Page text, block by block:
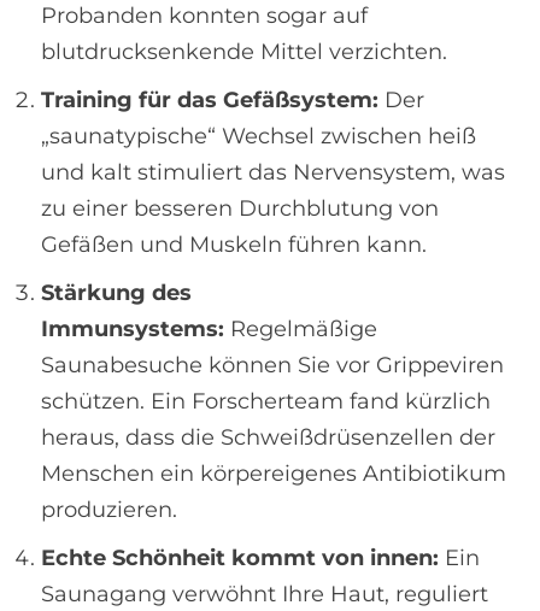
Probanden konnten sogar auf
blutdrucksenkende Mittel verzichten.
Training für das Gefäßsystem: Der
„saunatypische“ Wechsel zwischen heiß
und kalt stimuliert das Nervensystem, was
zu einer besseren Durchblutung von
Gefäßen und Muskeln führen kann.
Stärkung des
Immunsystems: Regelmäßige
Saunabesuche können Sie vor Grippeviren
schützen. Ein Forscherteam fand kürzlich
heraus, dass die Schweißdrüsenzellen der
Menschen ein körpereigenes Antibiotikum
produzieren.
Echte Schönheit kommt von innen: Ein
Saunagang verwöhnt Ihre Haut, reguliert